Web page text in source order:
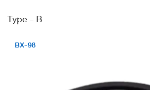
Type - B
BX-98